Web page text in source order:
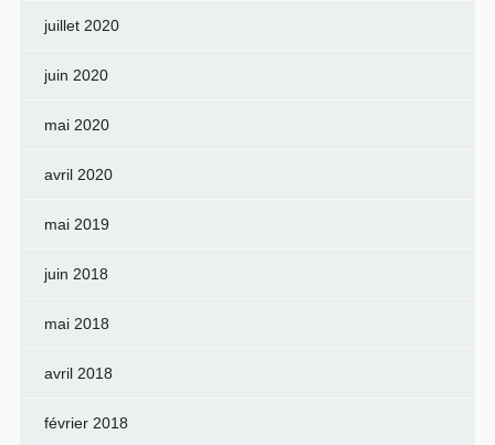
juillet 2020
juin 2020
mai 2020
avril 2020
mai 2019
juin 2018
mai 2018
avril 2018
février 2018